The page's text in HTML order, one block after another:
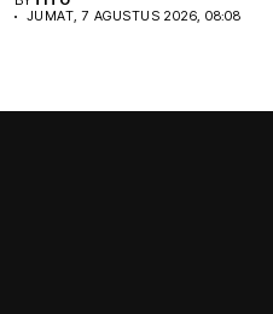
Indonesia...
JUMAT, 7 AGUSTUS 2026, 08:08